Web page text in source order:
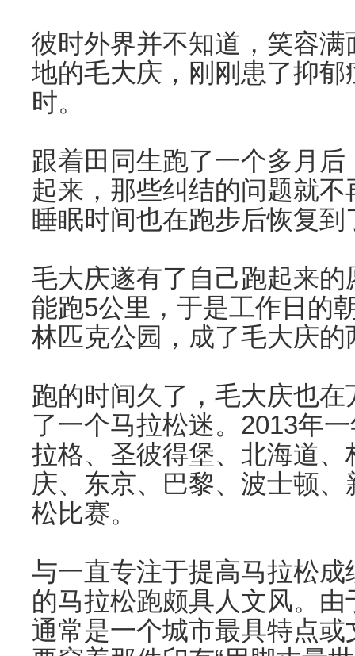
彼时外界并不知道，笑容
地的毛大庆，刚刚患了抑
时。
跟着田同生跑了一个多月
起来，那些纠结的问题就不
睡眠时间也在跑步后恢复到
毛大庆遂有了自己跑起来
能跑5公里，于是工作日的
林匹克公园，成了毛大庆
跑的时间久了，毛大庆也
了一个马拉松迷。2013年
拉格、圣彼得堡、北海道
庆、东京、巴黎、波士顿
松比赛。
与一直专注于提高马拉松
的马拉松跑颇具人文风。
通常是一个城市最具特点